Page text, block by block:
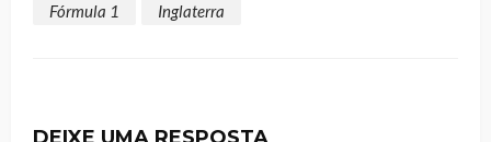
Fórmula 1 Inglaterra